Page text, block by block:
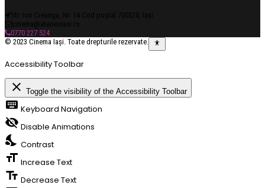
Str. Ion Creanga, Nr. 14 Cod poștal 700320, Iași
cinema@ateneuiasi.ro
0770 227 524
© 2023 Cinema Iași. Toate drepturile rezervate.
Accessibility Toolbar
close Toggle the visibility of the Accessibility Toolbar
keyboard Keyboard Navigation
visibility_off Disable Animations
nights_stay Contrast
format_size Increase Text
text_fields Decrease Text